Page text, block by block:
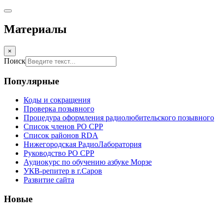
Материалы
×
Поиск
Популярные
Коды и сокращения
Проверка позывного
Процедура оформления радиолюбительского позывного
Список членов РО СРР
Список районов RDA
Нижегородская РадиоЛаборатория
Руководство РО СРР
Аудиокурс по обучению азбуке Морзе
УКВ-репитер в г.Саров
Развитие сайта
Новые